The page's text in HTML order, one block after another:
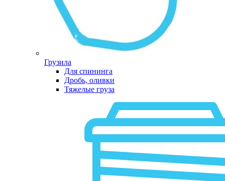
Грузила
Для спининга
Дробь, оливки
Тяжелые груза